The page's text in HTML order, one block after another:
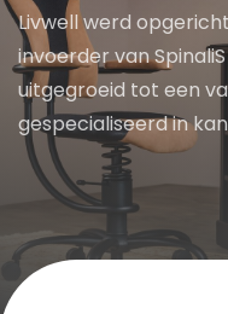
Livwell werd
invoerder van
uitgegroeid tot een
gespecialiseerd in